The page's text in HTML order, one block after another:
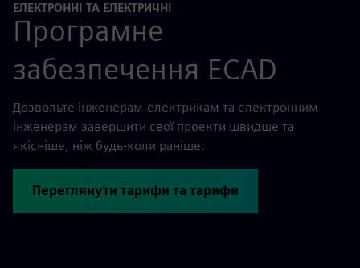
ЕЛЕКТРОННІ ТА ЕЛЕКТРИЧНІ
Програмне
забезпечення ECAD
Дозвольте інженерам-електрикам та електронним
інженерам завершити свої проекти швидше та
якісніше, ніж будь-коли раніше.
Переглянути тарифи та тарифи